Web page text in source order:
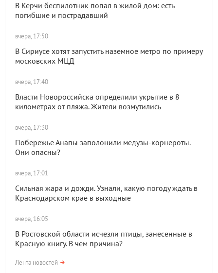
В Керчи беспилотник попал в жилой дом: есть
погибшие и пострадавший
вчера, 17:50
В Сириусе хотят запустить наземное метро по примеру
московских МЦД
вчера, 17:40
Власти Новороссийска определили укрытие в 8
километрах от пляжа. Жители возмутились
вчера, 17:30
Побережье Анапы заполонили медузы-корнероты.
Они опасны?
вчера, 17:01
Сильная жара и дожди. Узнали, какую погоду ждать в
Краснодарском крае в выходные
вчера, 16:05
В Ростовской области исчезли птицы, занесенные в
Красную книгу. В чем причина?
Лента новостей